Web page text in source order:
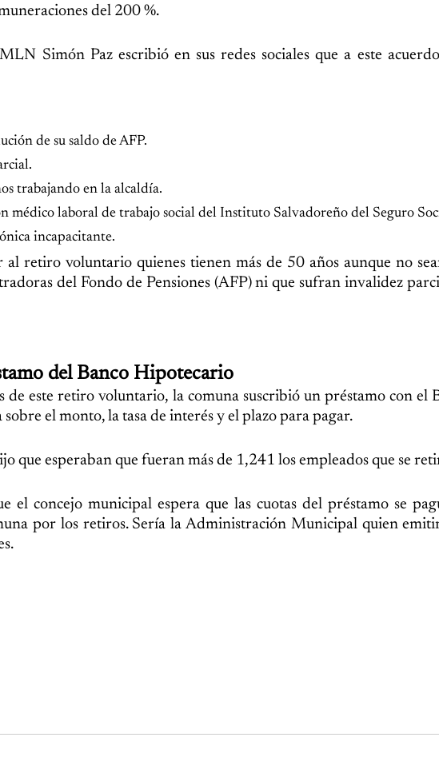
del 200 %.
Simón Paz escribió en sus redes sociales que a este
de su saldo de AFP.
trabajando en la alcaldía.
médico laboral de trabajo social del Instituto Salvadoreño del Seguro
incapacitante.
al retiro voluntario quienes tienen más de 50 años aunque no
del Fondo de Pensiones (AFP) ni que sufran invalidez
del Banco Hipotecario
de este retiro voluntario, la comuna suscribió un préstamo con el
el monto, la tasa de interés y el plazo para pagar.
que esperaban que fueran más de 1,241 los empleados que se
el concejo municipal espera que las cuotas del préstamo se
por los retiros. Sería la Administración Municipal quien